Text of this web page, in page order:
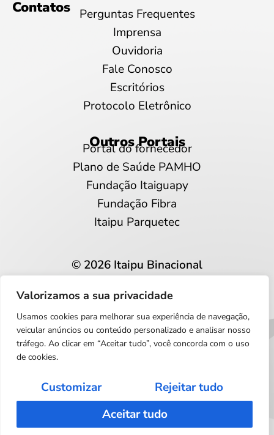
Valorizamos a sua privacidade
Usamos cookies para melhorar sua experiência de navegação,
veicular anúncios ou conteúdo personalizado e analisar nosso
tráfego. Ao clicar em “Aceitar tudo”, você concorda com o uso
de cookies.
Customizar
Rejeitar tudo
Aceitar tudo
Contatos
Perguntas Frequentes
Imprensa
Ouvidoria
Fale Conosco
Escritórios
Protocolo Eletrônico
Outros Portais
Portal do fornecedor
Plano de Saúde PAMHO
Fundação Itaiguapy
Fundação Fibra
Itaipu Parquetec
© 2026 Itaipu Binacional
Privacidade e proteção de dados
Português